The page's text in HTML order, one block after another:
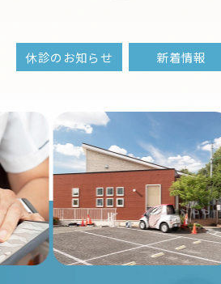
休診のお知らせ 新着情報
Previous